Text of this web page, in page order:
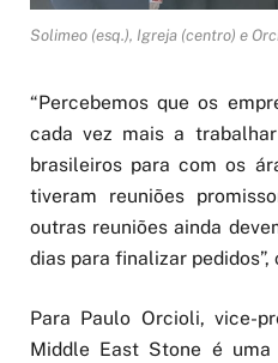
Solimeo (esq.), Igreja (centro) e
“Percebemos que os
cada vez mais a
brasileiros para com os
tiveram reuniões
outras reuniões ainda
dias para finalizar
Para Paulo Orcioli, vice-
Middle East Stone é